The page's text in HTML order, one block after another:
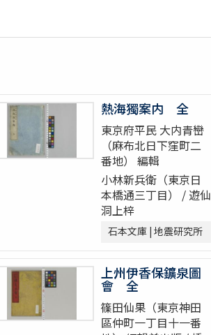
熱海獨案内 全
東京府平民 大内青巒
（麻布北日下窪町二
番地） 編輯
小林新兵衛（東京日
本橋通三丁目） / 遊仙
洞上梓
石本文庫 | 地震研究所
上州伊香保鑛泉圖
會 全
篠田仙果（東京神田
區仲町一丁目十一番